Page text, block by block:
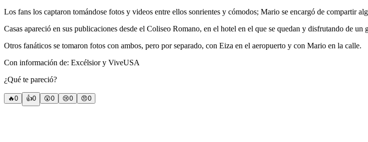
Los fans los captaron tomándose fotos y videos entre ellos sonrientes y cómodos; Mario se encargó de compartir
Casas apareció en sus publicaciones desde el Coliseo Romano, en el hotel en el que se quedan y disfrutando de
Otros fanáticos se tomaron fotos con ambos, pero por separado, con Eiza en el aeropuerto y con Mario en la calle.
Con información de: Excélsior y ViveUSA
¿Qué te pareció?
🔥0 👍0 😲0 😢0 😠0